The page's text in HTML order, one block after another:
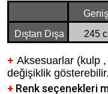
Dıştan Dışa
245
+ Aksesuarlar (kulp
değişiklik gösterebilir.
+ Renk seçenekleri